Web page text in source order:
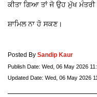
ਕੀਤਾ ਗਿਆ ਤਾਂ ਜੋ ਉਹ ਮੁੱਖ ਮੰਤਰੀ
ਸ਼ਾਮਿਲ ਨਾ ਹੋ ਸਕਣ।
Posted By Sandip Kaur
Publish Date: Wed, 06 May 2026
Updated Date: Wed, 06 May 2026